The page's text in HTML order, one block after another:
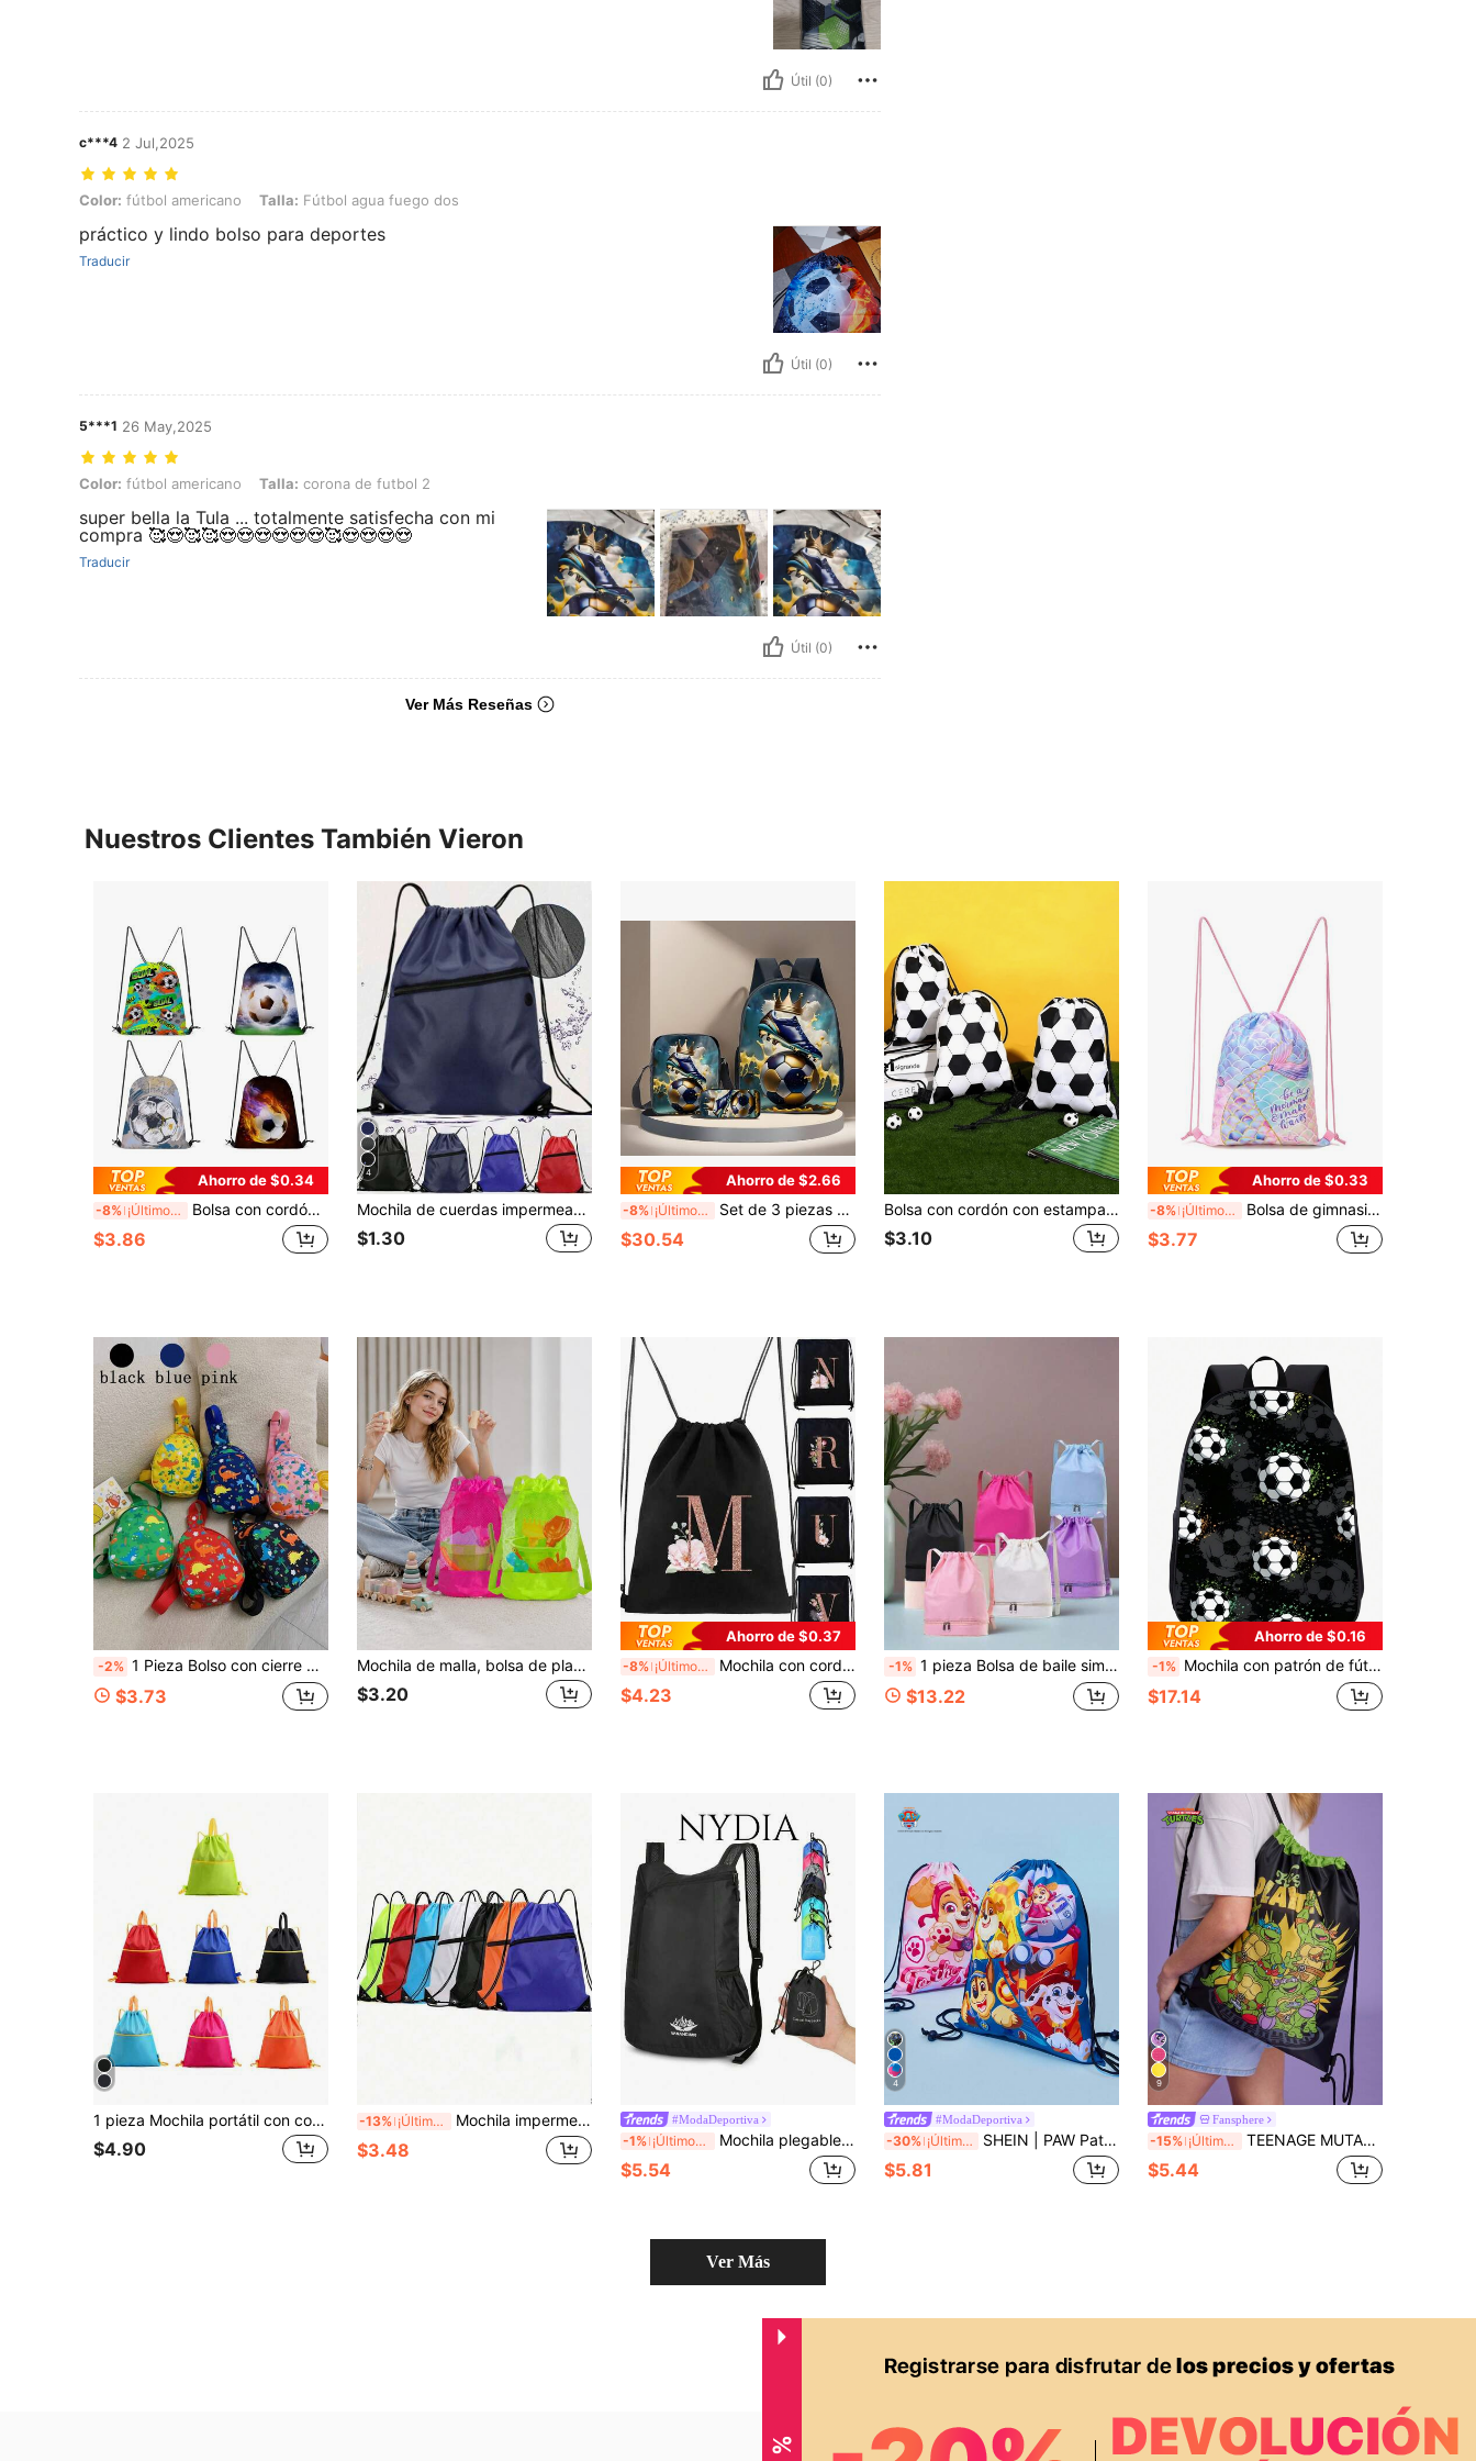
Útil (0)
c***4 2 Jul,2025
Color: fútbol americano, Talla: Fútbol agua fuego dos
Color: fútbol americano Talla: Fútbol agua fuego dos
práctico y lindo bolso para deportes
Traducir
Útil (0)
5***1 26 May,2025
Color: fútbol americano, Talla: corona de futbol 2
Color: fútbol americano Talla: corona de futbol 2
super bella la Tula ... totalmente satisfecha con mi
compra 🥰😍🥰🥰😍😍😍😍😍😍🥰😍😍😍😍
Traducir
Útil (0)
Ver Más Reseñas
Nuestros Clientes También Vieron
Ahorro de $0.34
-8% ¡Últimos 3 días Bolsa con cordón para fitness, mochila con cordón de fútbol, mochila con cordón con estampado para senderismo, fitness, mochila de viaje, mochila escolar, bolsa, mochila pequeña, bolsa escolar, mochila escolar, mochila, bolsa escolar S, equipaje S, escuela, mochila mini S, regalo para niño
$3.86
4
Mochila de cuerdas impermeable de gran capacidad, diseño de separación de húmedo y seco - Mochila de cuerdas impermeable ligera - Mochila impermeable multifuncional de secado rápido para uso diario, gran capacidad, adecuada para senderismo y deportes - Diseño cómodo y portátil, adecuado para aventuras al aire libre
$1.30
Ahorro de $2.66
-8% ¡Últimos 3 días Set de 3 piezas que incluye mochila, bolso bandolera y estuche de lápices con diseño impreso 3D de tema de fútbol, mochila escolar de 16 pulgadas, bolso de viaje para exteriores
$30.54
Bolsa con cordón con estampado de fútbol, bolsa de almacenamiento con cordón tipo mochila
$3.10
Ahorro de $0.33
-8% ¡Últimos 3 días Bolsa de gimnasio con cordón, mochila de sirena con cordón, bolsa de viaje para senderismo y fitness, mochila con cordón de patrón creativo y duradero, adecuada para volver a la escuela, yoga y fitness
$3.77
-2% 1 Pieza Bolso con cierre de cremallera de nailon con lindo patrón de dinosaurio, monedero, bolso de pecho, adecuado para todas las ocasiones, cómodo y correa ajustable para el hombro, multifuncional, adecuado para jugar, un regalo perfecto para amigos y familiares
$3.73
Mochila de malla, bolsa de playa, bolsa de aseo, bolsa de almacenamiento, bolsa de aseo de viaje, bolsa de almacenamiento de juguetes para adolescentes, bolsa de natación
$3.20
Ahorro de $0.37
-8% ¡Últimos 3 días Mochila con cordón, Mochila deportiva, Bolsa de zapatos con cordón para mujer, Bolsa de almacenamiento de viaje, Bolsa de gimnasio con patrón de letras en oro rosa, Bolsa con cordón ligera, Bolsa de viaje, Bolsa de tela, Bolsa de almacenamiento a prueba de polvo, Bolsa de viaje al aire libre, Bolsa deportiva, Mochila escolar, Bolsa tote, Mochila deportiva para estudiantes, Estampado de letras
$4.23
-1% 1 pieza Bolsa de baile simple de moda con compartimento independiente para zapatos, bolsa de práctica de baile de ballet de hombro, nueva bolsa de baile, bolsa de deportes, bolsa de yoga con compartimento independiente para zapatos, mochila ligera, bolsa de regalo, unicolor elegante y a juego, adecuado para uso diario de adolescentes, mochila dulce y linda para clases de baile
$13.22
Ahorro de $0.16
-1% Mochila con patrón de fútbol para niños, mochila escolar de 16 pulgadas con tema de fútbol para adolescentes con correas ajustables, ligera, duradera, mochila escolar con gran capacidad
$17.14
1 pieza Mochila portátil con cordón, Bolsa con bolsillo de cordón, Adecuada para niños/niñas/estudiantes/adolescentes, Mochila deportiva de gran capacidad, Mochila de viaje, Bolsa de almacenamiento ligera, Bolsa de baloncesto, Adecuada para deportes
$4.90
-13% ¡Últimos 3 días Mochila impermeable de gran capacidad con cordón, diseño de separación seco-húmedo - Mochila impermeable ligera con cordón - Multifunción de secado rápido
$3.48
#ModaDeportiva
-1% ¡Últimos 3 días Mochila plegable para fans de fútbol - y bolso conveniente para mujeres,Mochila Tready, gran capacidad,portátil,casual clásico,plegable,para adolescentes niñas mujeres estudiantes universitarios,trabajadores de oficina,perfecto para trabajo,vuelta a,medio,alto,universidad,vacaciones,playa, mochila pequeña ligera, mini mochila para vuelta al colegio y viajes, útiles escolares, mochila escolar, bolsa escolar, mochila para la escuela, mochila vuelta al cole, bolsa a la escuela, mochila grande, mochila escolar, bolsas vuelta al cole, impermeable, niños y hombres, perfecto para vuelta al colegio, primer día de clase, escuela secundaria, instituto, exterior, viajes, salidas, estadio, deportes
$5.54
4
#ModaDeportiva
-30% ¡Últimos 2 días SHEIN | PAW Patrol 1 pieza Mochila con cordón estampada con los personajes de Rubble, Skye, Chase de dibujos animados, con correa ajustable para el hombro, bolsa de gimnasio, mochila de lona, bolsa casual, bolsa de viaje, bolsa de playa deportiva, unisex
$5.81
9
Fansphere
-15% ¡Últimos 3 días TEENAGE MUTANT NINJA TURTLES | SHEIN 1 pieza Mochila con cordón estampada con tortuga de RPET de moda y linda, mochila escolar, correa para el hombro ajustable, bolsa de gimnasio, mochila de lona, bolsa casual, bolsa de viaje, bolsa de playa deportiva, unisex, para niños, niñas y adolescentes
$5.44
Ver Más